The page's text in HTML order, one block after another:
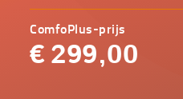
ComfoPlus-prijs
€ 299,00